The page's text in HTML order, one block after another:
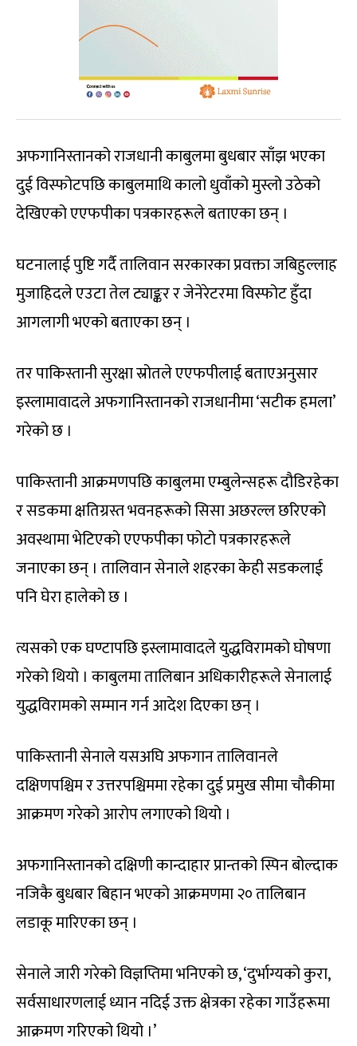
अफगानिस्तानको राजधानी काबुलमा बुधबार साँझ भएका
दुई विस्फोटपछि काबुलमाथि कालो धुवाँको मुस्लो उठेको
देखिएको एएफपीका पत्रकारहरूले बताएका छन् ।
घटनालाई पुष्टि गर्दै तालिवान सरकारका प्रवक्ता जबिहुल्लाह
मुजाहिदले एउटा तेल ट्याङ्कर र जेनेरेटरमा विस्फोट हुँदा
आगलागी भएको बताएका छन् ।
तर पाकिस्तानी सुरक्षा स्रोतले एएफपीलाई बताएअनुसार
इस्लामावादले अफगानिस्तानको राजधानीमा ‘सटीक हमला’
गरेको छ ।
पाकिस्तानी आक्रमणपछि काबुलमा एम्बुलेन्सहरू दौडिरहेका
र सडकमा क्षतिग्रस्त भवनहरूको सिसा अछरल्ल छरिएको
अवस्थामा भेटिएको एएफपीका फोटो पत्रकारहरूले
जनाएका छन् । तालिवान सेनाले शहरका केही सडकलाई
पनि घेरा हालेको छ ।
त्यसको एक घण्टापछि इस्लामावादले युद्धविरामको घोषणा
गरेको थियो । काबुलमा तालिबान अधिकारीहरूले सेनालाई
युद्धविरामको सम्मान गर्न आदेश दिएका छन् ।
पाकिस्तानी सेनाले यसअघि अफगान तालिवानले
दक्षिणपश्चिम र उत्तरपश्चिममा रहेका दुई प्रमुख सीमा चौकीमा
आक्रमण गरेको आरोप लगाएको थियो ।
अफगानिस्तानको दक्षिणी कान्दाहार प्रान्तको स्पिन बोल्दाक
नजिकै बुधबार बिहान भएको आक्रमणमा २० तालिबान
लडाकू मारिएका छन् ।
सेनाले जारी गरेको विज्ञप्तिमा भनिएको छ, ‘दुर्भाग्यको कुरा,
सर्वसाधारणलाई ध्यान नदिई उक्त क्षेत्रका रहेका गाउँहरूमा
आक्रमण गरिएको थियो ।’